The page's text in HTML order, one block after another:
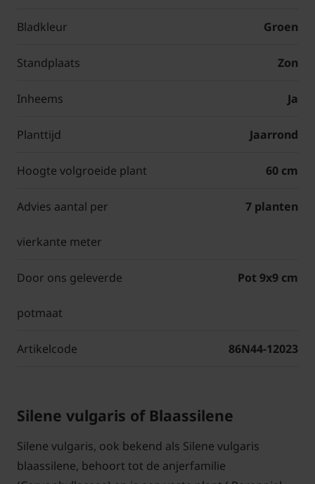
Bladkleur Groen
Standplaats Zon
Inheems Ja
Planttijd Jaarrond
Hoogte volgroeide plant 60 cm
Advies aantal per
vierkante meter
7 planten
Door ons geleverde
potmaat
Pot 9x9 cm
Artikelcode 86N44-12023
Silene vulgaris of Blaassilene
Silene vulgaris, ook bekend als Silene vulgaris
blaassilene, behoort tot de anjerfamilie